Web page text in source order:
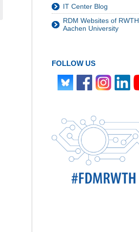
IT Center Blog
RDM Websites of RWTH
Aachen University
FOLLOW US